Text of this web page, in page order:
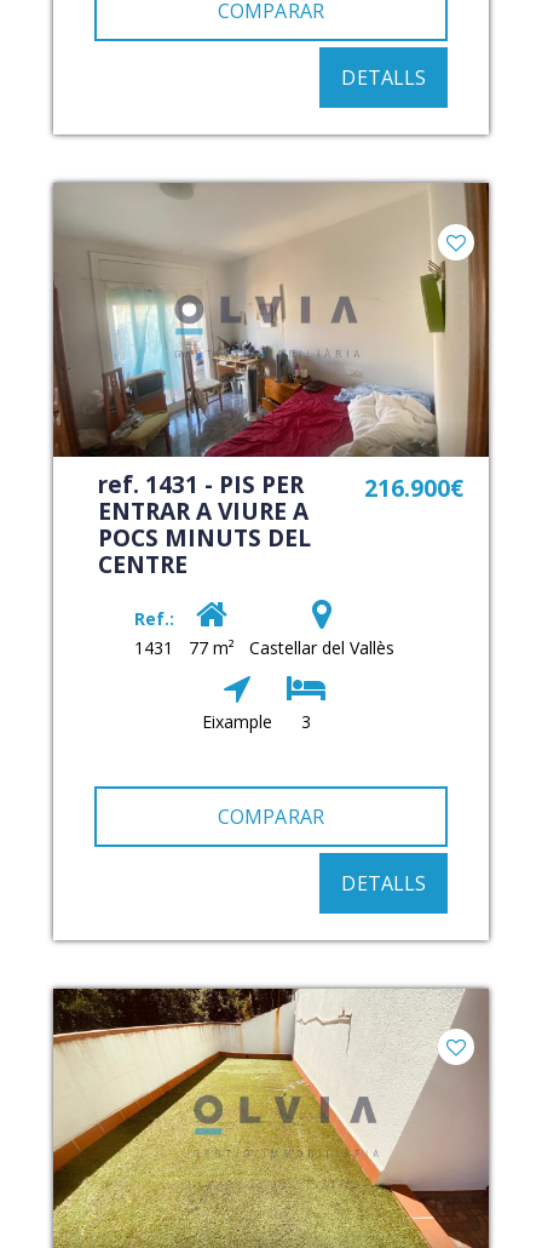
COMPARAR
DETALLS
ref. 1431 - PIS PER
ENTRAR A VIURE A
POCS MINUTS DEL
CENTRE
216.900€
Ref.:
1431
77 m² Castellar del Vallès
Eixample 3
COMPARAR
DETALLS